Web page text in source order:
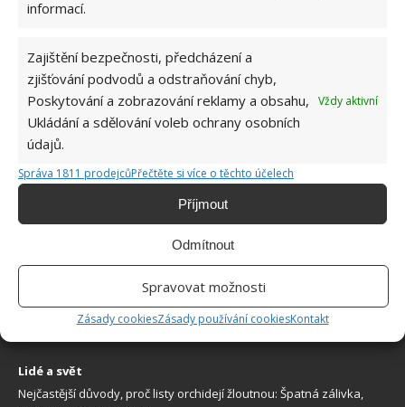
informací.
Zajištění bezpečnosti, předcházení a
zjišťování podvodů a odstraňování chyb,
Poskytování a zobrazování reklamy a obsahu,
Ukládání a sdělování voleb ochrany osobních
údajů.
Vždy aktivní
Správa 1811 prodejcůPřečtěte si více o těchto účelech
Příjmout
Odmítnout
Spravovat možnosti
Zásady cookiesZásady používání cookiesKontakt
plodů. Připravte se na letošní sezonu včas
Sháníte zajímavé tipy jak vylepšit Váš domov? Originální nápady,
aktuální trendy, praktické rady i inspirativní fotografie najdete na
stránkách internetového magazínuBydlimeutulne.cz.
Lidé a svět
Nejčastější důvody, proč listy orchidejí žloutnou: Špatná zálivka,